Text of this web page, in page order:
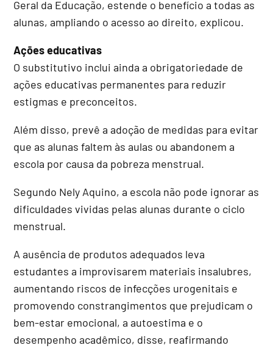
Geral da Educação, estende o benefício a todas as
alunas, ampliando o acesso ao direito, explicou.
Ações educativas
O substitutivo inclui ainda a obrigatoriedade de
ações educativas permanentes para reduzir
estigmas e preconceitos.
Além disso, prevê a adoção de medidas para evitar
que as alunas faltem às aulas ou abandonem a
escola por causa da pobreza menstrual.
Segundo Nely Aquino, a escola não pode ignorar as
dificuldades vividas pelas alunas durante o ciclo
menstrual.
A ausência de produtos adequados leva
estudantes a improvisarem materiais insalubres,
aumentando riscos de infecções urogenitais e
promovendo constrangimentos que prejudicam o
bem-estar emocional, a autoestima e o
desempenho acadêmico, disse, reafirmando